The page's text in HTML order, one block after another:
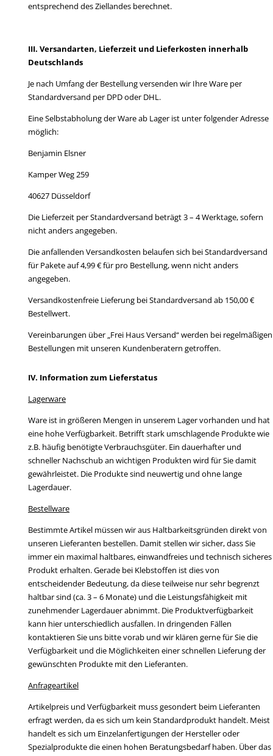
entsprechend des Ziellandes berechnet.
III. Versandarten, Lieferzeit und Lieferkosten innerhalb
Deutschlands
Je nach Umfang der Bestellung versenden wir Ihre Ware per
Standardversand per DPD oder DHL.
Eine Selbstabholung der Ware ab Lager ist unter folgender Adresse
möglich:
Benjamin Elsner
Kamper Weg 259
40627 Düsseldorf
Die Lieferzeit per Standardversand beträgt 3 – 4 Werktage, sofern
nicht anders angegeben.
Die anfallenden Versandkosten belaufen sich bei Standardversand
für Pakete auf 4,99 € für pro Bestellung, wenn nicht anders
angegeben.
Versandkostenfreie Lieferung bei Standardversand ab 150,00 €
Bestellwert.
Vereinbarungen über „Frei Haus Versand“ werden bei regelmäßigen
Bestellungen mit unseren Kundenberatern getroffen.
IV. Information zum Lieferstatus
Lagerware
Ware ist in größeren Mengen in unserem Lager vorhanden und hat
eine hohe Verfügbarkeit. Betrifft stark umschlagende Produkte wie
z.B. häufig benötigte Verbrauchsgüter. Ein dauerhafter und
schneller Nachschub an wichtigen Produkten wird für Sie damit
gewährleistet. Die Produkte sind neuwertig und ohne lange
Lagerdauer.
Bestellware
Bestimmte Artikel müssen wir aus Haltbarkeitsgründen direkt von
unseren Lieferanten bestellen. Damit stellen wir sicher, dass Sie
immer ein maximal haltbares, einwandfreies und technisch sicheres
Produkt erhalten. Gerade bei Klebstoffen ist dies von
entscheidender Bedeutung, da diese teilweise nur sehr begrenzt
haltbar sind (ca. 3 – 6 Monate) und die Leistungsfähigkeit mit
zunehmender Lagerdauer abnimmt. Die Produktverfügbarkeit
kann hier unterschiedlich ausfallen. In dringenden Fällen
kontaktieren Sie uns bitte vorab und wir klären gerne für Sie die
Verfügbarkeit und die Möglichkeiten einer schnellen Lieferung der
gewünschten Produkte mit den Lieferanten.
Anfrageartikel
Artikelpreis und Verfügbarkeit muss gesondert beim Lieferanten
erfragt werden, da es sich um kein Standardprodukt handelt. Meist
handelt es sich um Einzelanfertigungen der Hersteller oder
Spezialprodukte die einen hohen Beratungsbedarf haben. Über das